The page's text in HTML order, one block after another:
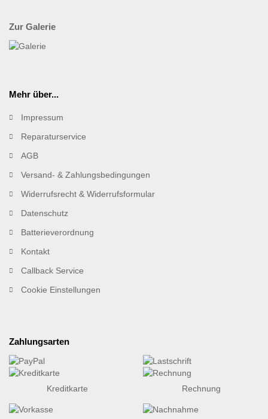
Zur Galerie
Mehr über...
Impressum
Reparaturservice
AGB
Versand- & Zahlungsbedingungen
Widerrufsrecht & Widerrufsformular
Datenschutz
Batterieverordnung
Kontakt
Callback Service
Cookie Einstellungen
Zahlungsarten
Kreditkarte Rechnung